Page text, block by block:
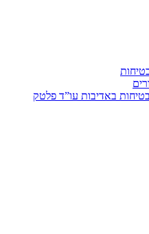
באדיבות עו”ד פלטק